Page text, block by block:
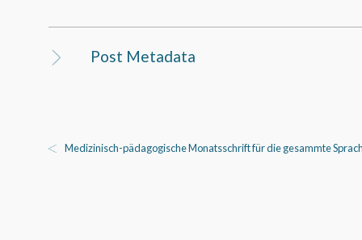
Post Metadata
Medizinisch-pädagogische Monatsschrift für die gesammte